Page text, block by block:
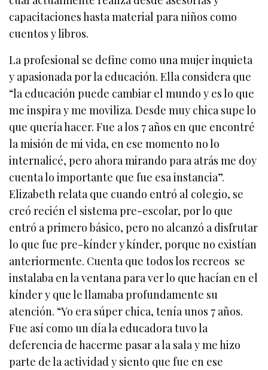
capacitaciones hasta material para niños como
cuentos y libros.
La profesional se define como una mujer inquieta
y apasionada por la educación. Ella considera que
“la educación puede cambiar el mundo y es lo que
me inspira y me moviliza. Desde muy chica supe lo
que quería hacer. Fue a los 7 años en que encontré
la misión de mi vida, en ese momento no lo
internalicé, pero ahora mirando para atrás me doy
cuenta lo importante que fue esa instancia”.
Elizabeth relata que cuando entró al colegio, se
creó recién el sistema pre-escolar, por lo que
entró a primero básico, pero no alcanzó a disfrutar
lo que fue pre-kínder y kínder, porque no existían
anteriormente. Cuenta que todos los recreos se
instalaba en la ventana para ver lo que hacían en el
kínder y que le llamaba profundamente su
atención. “Yo era súper chica, tenía unos 7 años.
Fue así como un día la educadora tuvo la
deferencia de hacerme pasar a la sala y me hizo
parte de la actividad y siento que fue en ese